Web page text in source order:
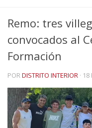
Remo: tres
convocados al
Formación
PORDISTRITO INTERIOR · 18